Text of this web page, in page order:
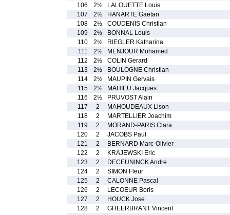
106
2½
LALOUETTE Louis
107
2½
HANARTE Gaetan
108
2½
COUDENIS Christian
109
2½
BONNAL Louis
110
2½
RIEGLER Katharina
111
2½
MENJOUR Mohamed
112
2½
COLIN Gerard
113
2½
BOULOGNE Christian
114
2½
MAUPIN Gervais
115
2½
MAHIEU Jacques
116
2½
PRUVOST Alain
117
2
MAHOUDEAUX Lison
118
2
MARTELLIER Joachim
119
2
MORAND-PARIS Clara
120
2
JACOBS Paul
121
2
BERNARD Marc-Olivier
122
2
KRAJEWSKI Eric
123
2
DECEUNINCK Andre
124
2
SIMON Fleur
125
2
CALONNE Pascal
126
2
LECOEUR Boris
127
2
HOUCK Jose
128
2
GHEERBRANT Vincent